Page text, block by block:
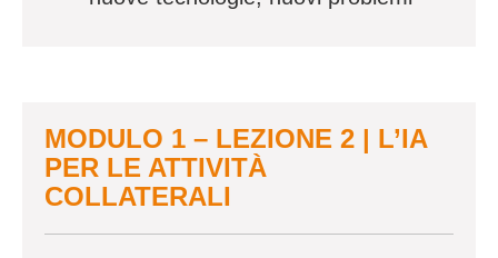
MODULO 1 – LEZIONE 2 | L’IA
PER LE ATTIVITÀ
COLLATERALI